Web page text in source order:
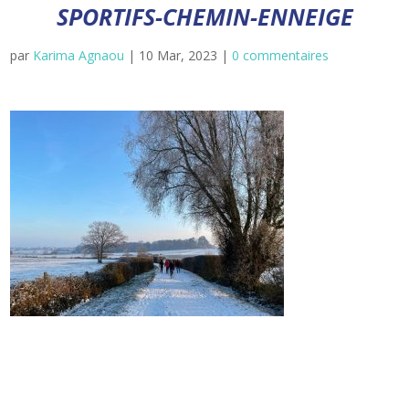
SPORTIFS-CHEMIN-ENNEIGE
par Karima Agnaou | 10 Mar, 2023 |0 commentaires